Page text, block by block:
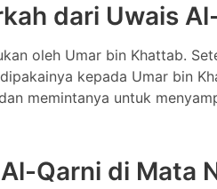
dari Uwais
oleh Umar bin Khattab.
kepada Umar bin
memintanya untuk
Qarni di Mata